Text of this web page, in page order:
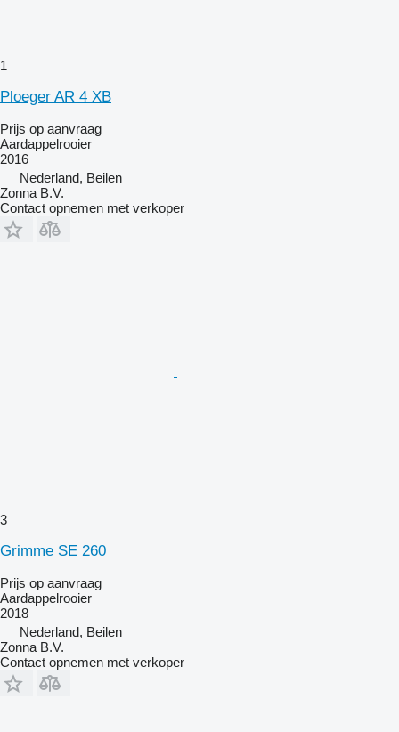
1
Ploeger AR 4 XB
Prijs op aanvraag
Aardappelrooier
2016
Nederland, Beilen
Zonna B.V.
Contact opnemen met verkoper
3
Grimme SE 260
Prijs op aanvraag
Aardappelrooier
2018
Nederland, Beilen
Zonna B.V.
Contact opnemen met verkoper